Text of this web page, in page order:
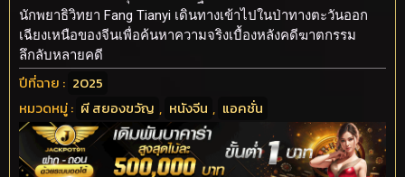
นักพยาธิวิทยา Fang Tianyi เดินทางเข้าไปในป่าทางตะวันออก
เฉียงเหนือของจีนเพื่อค้นหาความจริงเบื้องหลังคดีฆาตกรรม
ลึกลับหลายคดี
ปีที่ฉาย : 2025
หมวดหมู่ : ผี สยองขวัญ , หนังจีน , แอคชั่น